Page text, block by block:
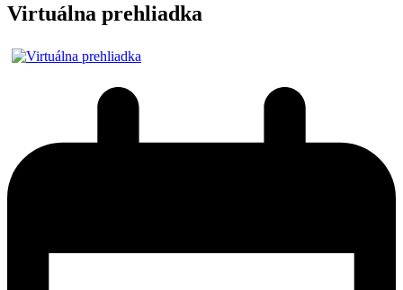
Virtuálna prehliadka